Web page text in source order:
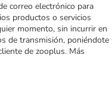
correo electrónico para
productos o servicios
momento, sin incurrir en
de transmisión, poniéndote
de zooplus. Más